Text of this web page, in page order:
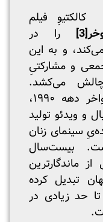
کالکتیوِ فیلم
[3]
را در
و به این
و مشارکتی‌ِ
می‌کشد.
سینه‌موخر از سال ۱۹۷۸ تا اواخر دهه ۱۹۹۰،
و ویدئو تولید
سینمای زنان
بیست‌سال
ماندگارترین
تبدیل کرده
حد زیادی در